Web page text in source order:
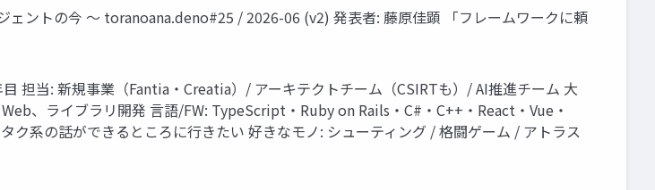
ントの今 ～ toranoana.deno#25 / 2026-06 (v2) 発表者: 藤原佳顕 「フレームワークに頼
担当: 新規事業（Fantia・Creatia）/ アーキテクトチーム（CSIRTも）/ AI推進チーム 大
、ライブラリ開発 言語/FW: TypeScript・Ruby on Rails・C#・C++・React・Vue・
ク系の話ができるところに行きたい 好きなモノ: シューティング / 格闘ゲーム / アトラス